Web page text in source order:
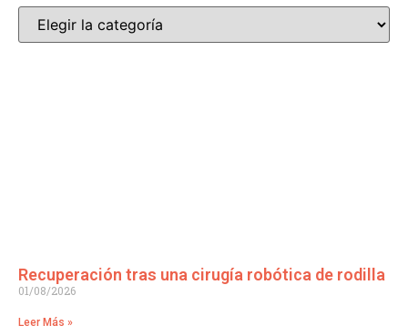
Recuperación tras una cirugía robótica de rodilla
01/08/2026
Leer Más »